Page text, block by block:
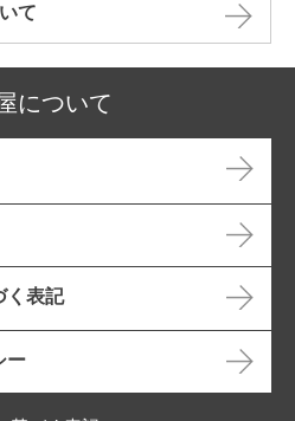
て​
について
く表記
ー